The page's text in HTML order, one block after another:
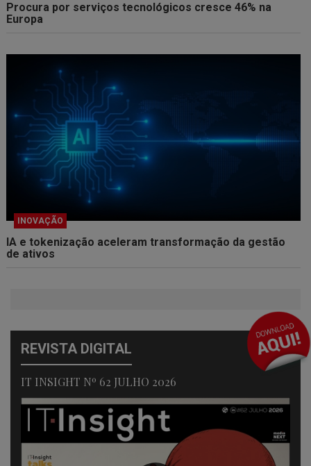
Procura por serviços tecnológicos cresce 46% na
Europa
INOVAÇÃO
IA e tokenização aceleram transformação da gestão
de ativos
REVISTA DIGITAL
IT INSIGHT Nº 62 JULHO 2026